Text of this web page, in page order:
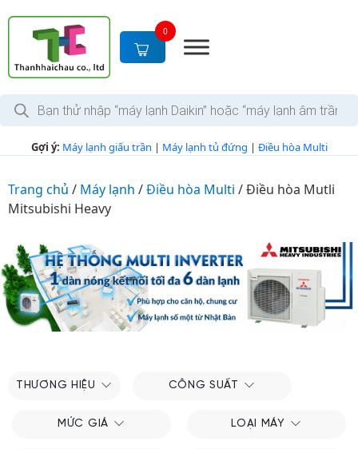
c
0
T
m
i
m
Gợi ý: Máy lạnh giấu trần | Máy lạnh tủ đứng | Điều hòa Multi
Trang chủ / Máy lạnh /Điều hòa Multi /Điều hòa Mutli
Mitsubishi Heavy
THƯƠNG HIỆU CÔNG SUẤT
MỨC GIÁ LOẠI MÁY